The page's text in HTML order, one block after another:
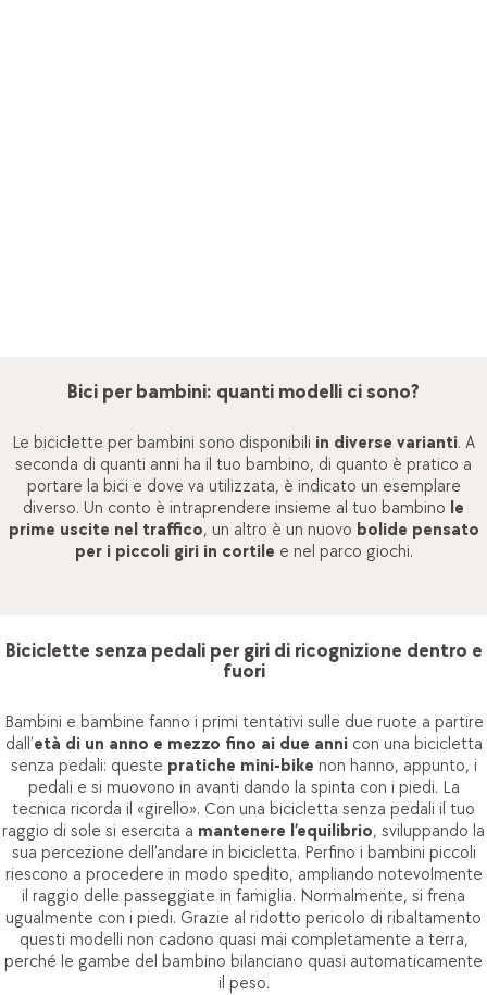
Bici per bambini: quanti modelli ci sono?
Le biciclette per bambini sono disponibili in diverse varianti. A
seconda di quanti anni ha il tuo bambino, di quanto è pratico a
portare la bici e dove va utilizzata, è indicato un esemplare
diverso. Un conto è intraprendere insieme al tuo bambino le
prime uscite nel traffico, un altro è un nuovo bolide pensato
per i piccoli giri in cortile e nel parco giochi.
Biciclette senza pedali per giri di ricognizione dentro e
fuori
Bambini e bambine fanno i primi tentativi sulle due ruote a partire
dall’età di un anno e mezzo fino ai due annicon una bicicletta
senza pedali: queste pratiche mini-bike non hanno, appunto, i
pedali e si muovono in avanti dando la spinta con i piedi. La
tecnica ricorda il «girello». Con una bicicletta senza pedali il tuo
raggio di sole si esercita a mantenere l’equilibrio, sviluppando la
sua percezione dell’andare in bicicletta. Perfino i bambini piccoli
riescono a procedere in modo spedito, ampliando notevolmente
il raggio delle passeggiate in famiglia. Normalmente, si frena
ugualmente con i piedi. Grazie al ridotto pericolo di ribaltamento
questi modelli non cadono quasi mai completamente a terra,
perché le gambe del bambino bilanciano quasi automaticamente
il peso.